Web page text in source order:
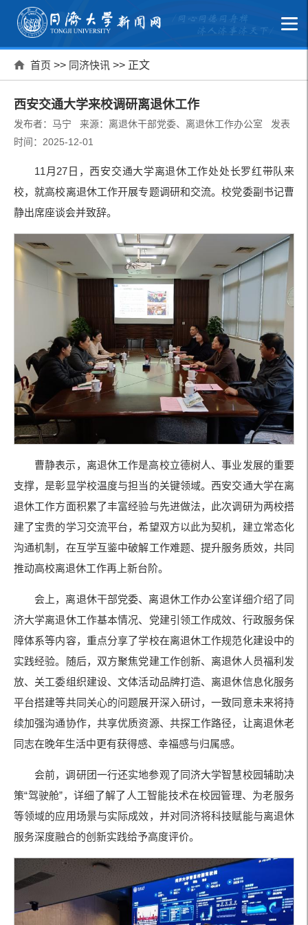
首页 >> 同济快讯 >> 正文
西安交通大学来校调研离退休工作
发布者：马宁 来源：离退休干部党委、离退休工作办公室 发表
时间：2025-12-01
11月27日，西安交通大学离退休工作处处长罗红带队来
校，就高校离退休工作开展专题调研和交流。校党委副书记曹
静出席座谈会并致辞。
曹静表示，离退休工作是高校立德树人、事业发展的重要
支撑，是彰显学校温度与担当的关键领域。西安交通大学在离
退休工作方面积累了丰富经验与先进做法，此次调研为两校搭
建了宝贵的学习交流平台，希望双方以此为契机，建立常态化
沟通机制，在互学互鉴中破解工作难题、提升服务质效，共同
推动高校离退休工作再上新台阶。
会上，离退休干部党委、离退休工作办公室详细介绍了同
济大学离退休工作基本情况、党建引领工作成效、行政服务保
障体系等内容，重点分享了学校在离退休工作规范化建设中的
实践经验。随后，双方聚焦党建工作创新、离退休人员福利发
放、关工委组织建设、文体活动品牌打造、离退休信息化服务
平台搭建等共同关心的问题展开深入研讨，一致同意未来将持
续加强沟通协作，共享优质资源、共探工作路径，让离退休老
同志在晚年生活中更有获得感、幸福感与归属感。
会前，调研团一行还实地参观了同济大学智慧校园辅助决
策“驾驶舱”，详细了解了人工智能技术在校园管理、为老服务
等领域的应用场景与实际成效，并对同济将科技赋能与离退休
服务深度融合的创新实践给予高度评价。